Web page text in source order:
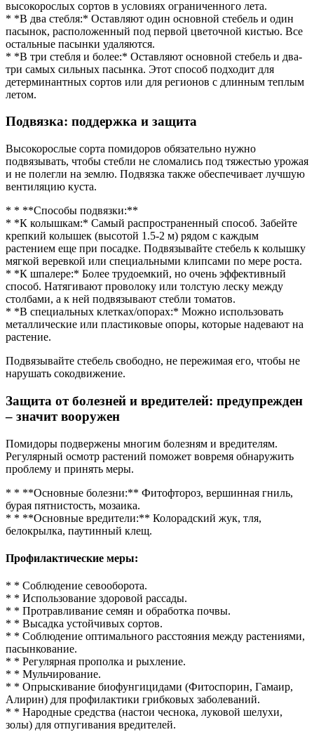
высокорослых сортов в условиях ограниченного лета.
* *В два стебля:* Оставляют один основной стебель и один
пасынок, расположенный под первой цветочной кистью. Все
остальные пасынки удаляются.
* *В три стебля и более:* Оставляют основной стебель и два-
три самых сильных пасынка. Этот способ подходит для
детерминантных сортов или для регионов с длинным теплым
летом.
Подвязка: поддержка и защита
Высокорослые сорта помидоров обязательно нужно
подвязывать, чтобы стебли не сломались под тяжестью урожая
и не полегли на землю. Подвязка также обеспечивает лучшую
вентиляцию куста.
* * **Способы подвязки:**
* *К колышкам:* Самый распространенный способ. Забейте
крепкий колышек (высотой 1.5-2 м) рядом с каждым
растением еще при посадке. Подвязывайте стебель к колышку
мягкой веревкой или специальными клипсами по мере роста.
* *К шпалере:* Более трудоемкий, но очень эффективный
способ. Натягивают проволоку или толстую леску между
столбами, а к ней подвязывают стебли томатов.
* *В специальных клетках/опорах:* Можно использовать
металлические или пластиковые опоры, которые надевают на
растение.
Подвязывайте стебель свободно, не пережимая его, чтобы не
нарушать сокодвижение.
Защита от болезней и вредителей: предупрежден
– значит вооружен
Помидоры подвержены многим болезням и вредителям.
Регулярный осмотр растений поможет вовремя обнаружить
проблему и принять меры.
* * **Основные болезни:** Фитофтороз, вершинная гниль,
бурая пятнистость, мозаика.
* * **Основные вредители:** Колорадский жук, тля,
белокрылка, паутинный клещ.
Профилактические меры:
* * Соблюдение севооборота.
* * Использование здоровой рассады.
* * Протравливание семян и обработка почвы.
* * Высадка устойчивых сортов.
* * Соблюдение оптимального расстояния между растениями,
пасынкование.
* * Регулярная прополка и рыхление.
* * Мульчирование.
* * Опрыскивание биофунгицидами (Фитоспорин, Гамаир,
Алирин) для профилактики грибковых заболеваний.
* * Народные средства (настои чеснока, луковой шелухи,
золы) для отпугивания вредителей.